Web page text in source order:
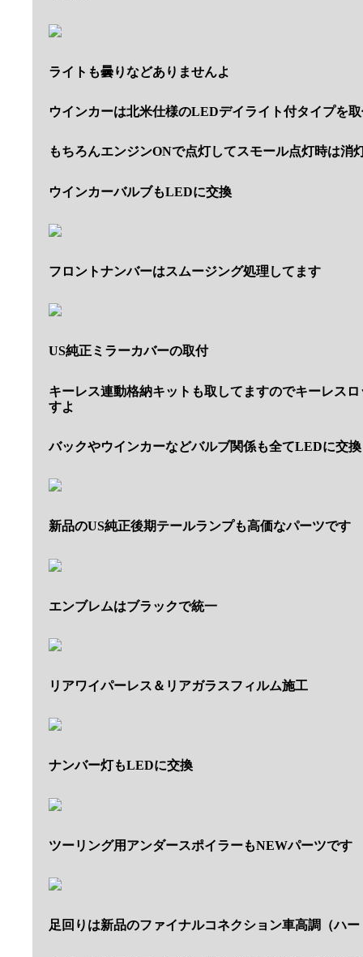
ライトも曇りなどありませんよ
ウインカーは北米仕様のLEDデイライト付タイプを
もちろんエンジンONで点灯してスモール点灯時は消
ウインカーバルブもLEDに交換
フロントナンバーはスムージング処理してます
US純正ミラーカバーの取付
キーレス連動格納キットも取してますのでキーレス
すよ
バックやウインカーなどバルブ関係も全てLEDに交換
新品のUS純正後期テールランプも高価なパーツです
エンブレムはブラックで統一
リアワイパーレス＆リアガラスフィルム施工
ナンバー灯もLEDに交換
ツーリング用アンダースポイラーもNEWパーツです
足回りは新品のファイナルコネクション車高調（ハ